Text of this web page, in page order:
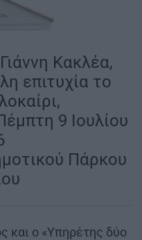
Κακλέα,
επιτυχία το
9 Ιουλίου
Πάρκου
και ο «Υπηρέτης δύο